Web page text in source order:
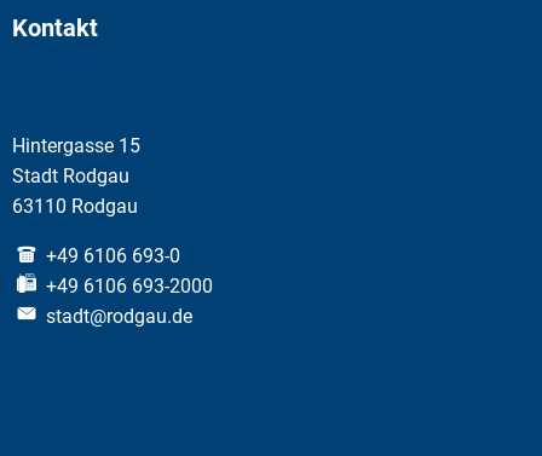
Kontakt
Hintergasse 15
Stadt Rodgau
63110 Rodgau
+49 6106 693-0
+49 6106 693-2000
stadt@rodgau.de